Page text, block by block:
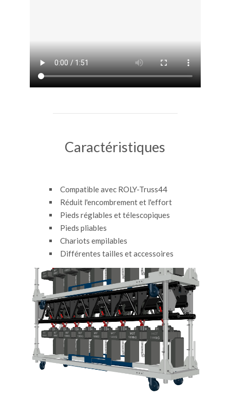
Caractéristiques
Compatible avec ROLY-Truss44
Réduit l'encombrement et l'effort
Pieds réglables et télescopiques
Pieds pliables
Chariots empilables
Différentes tailles et accessoires